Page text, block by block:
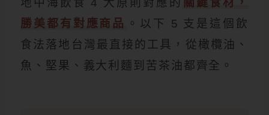
地中海飲食 4 大原則對應的 關鍵食材，
勝美都有對應商品
。以下 5 支是這個飲
食法落地台灣最直接的工具，從橄欖油、
魚、堅果、義大利麵到苦茶油都齊全。